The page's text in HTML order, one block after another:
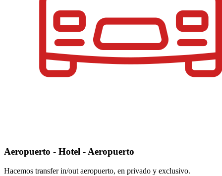
Aeropuerto - Hotel - Aeropuerto
Hacemos transfer in/out aeropuerto, en privado y exclusivo.